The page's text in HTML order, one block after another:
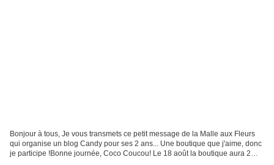
Bonjour à tous, Je vous transmets ce petit message de la Malle aux Fleurs
qui organise un blog Candy pour ses 2 ans... Une boutique que j'aime, donc
je participe !Bonne journée, Coco Coucou! Le 18 août la boutique aura 2